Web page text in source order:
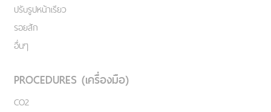
ปรับรูปหน้าเรียว
รอยสัก
อื่นๆ
PROCEDURES (เครื่องมือ)
CO2